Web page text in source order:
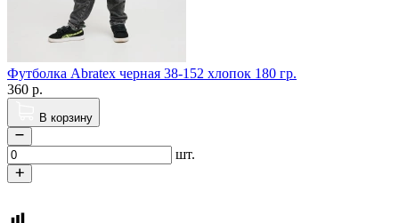
Футболка Abratex черная 38-152 хлопок 180 гр.
360 р.
В корзину
шт.